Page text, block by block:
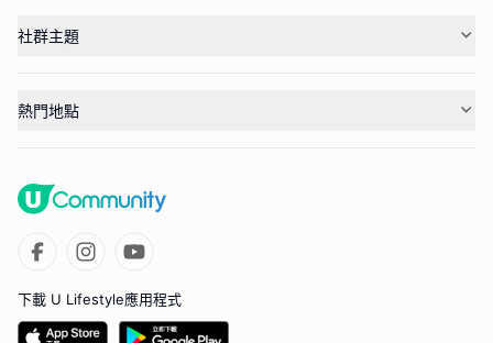
社群主題
熱門地點
下載 U Lifestyle應用程式